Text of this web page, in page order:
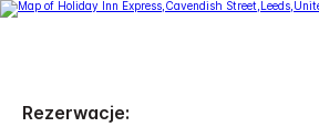
Rezerwacje: